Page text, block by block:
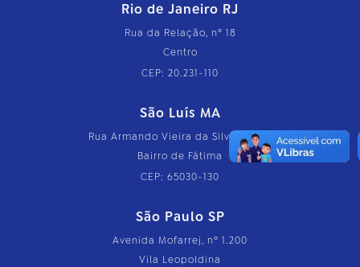
Rio de Janeiro RJ
Rua da Relação, nº 18
Centro
CEP: 20.231-110
São Luís MA
Rua Armando Vieira da Silva, nº 126
Bairro de Fátima
CEP: 65030-130
São Paulo SP
Avenida Mofarrej, nº 1.200
Vila Leopoldina